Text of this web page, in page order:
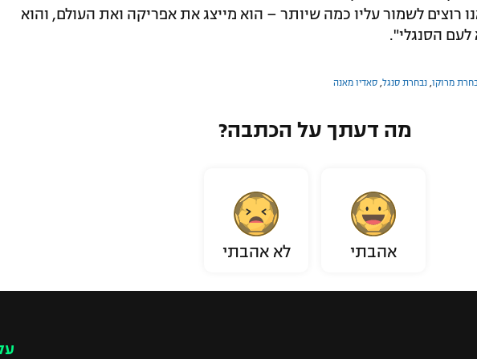
רוצים לשמור עליו כמה שיותר – הוא מייצג את אפריקה ואת העולם, והוא
לעם הסנגלי".
מרוקו נבחרת סנגל סאדיו מאנה
מה דעתך על הכתבה?
אהבתי לא אהבתי